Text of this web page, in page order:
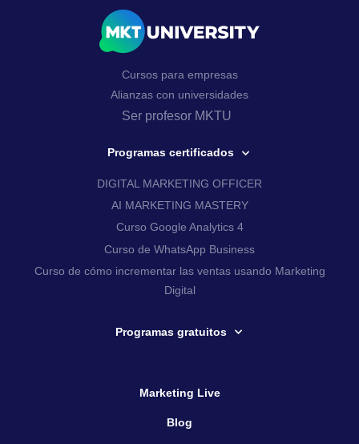
Cursos para empresas
Alianzas con universidades
Ser profesor MKTU
Programas certificados
DIGITAL MARKETING OFFICER
AI MARKETING MASTERY
Curso Google Analytics 4
Curso de WhatsApp Business
Curso de cómo incrementar las ventas usando Marketing
Digital
Programas gratuitos
Marketing Live
Blog